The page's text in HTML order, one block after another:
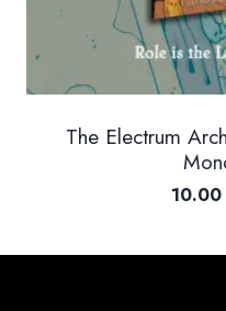
The Electrum
10.00